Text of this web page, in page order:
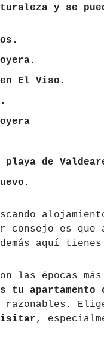
y se
El Viso.
de
consejo es que
aquí
las épocas
tu
,